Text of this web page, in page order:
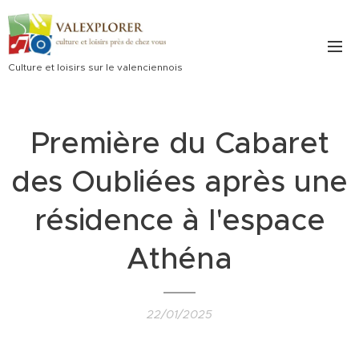
Culture et loisirs sur le valenciennois
Première du Cabaret
des Oubliées après une
résidence à l'espace
Athéna
22/01/2025